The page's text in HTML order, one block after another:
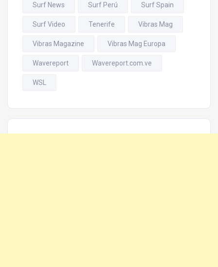
Surf News Surf Perú Surf Spain
Surf Video Tenerife Vibras Mag
Vibras Magazine Vibras Mag Europa
Wavereport Wavereport.com.ve
WSL